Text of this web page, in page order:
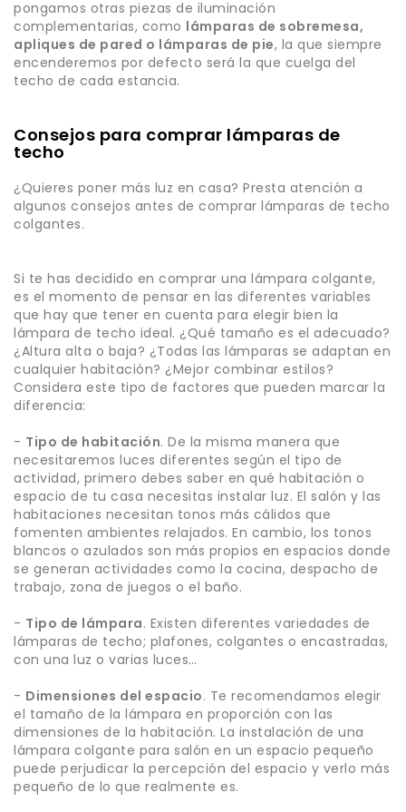
pongamos otras piezas de iluminación
complementarias, como lámparas de sobremesa,
apliques de pared o lámparas de pie, la que siempre
encenderemos por defecto será la que cuelga del
techo de cada estancia.
Consejos para comprar lámparas de
techo
¿Quieres poner más luz en casa? Presta atención a
algunos consejos antes de comprar lámparas de techo
colgantes.
Si te has decidido en comprar una lámpara colgante,
es el momento de pensar en las diferentes variables
que hay que tener en cuenta para elegir bien la
lámpara de techo ideal. ¿Qué tamaño es el adecuado?
¿Altura alta o baja? ¿Todas las lámparas se adaptan en
cualquier habitación? ¿Mejor combinar estilos?
Considera este tipo de factores que pueden marcar la
diferencia:
- Tipo de habitación. De la misma manera que
necesitaremos luces diferentes según el tipo de
actividad, primero debes saber en qué habitación o
espacio de tu casa necesitas instalar luz. El salón y las
habitaciones necesitan tonos más cálidos que
fomenten ambientes relajados. En cambio, los tonos
blancos o azulados son más propios en espacios donde
se generan actividades como la cocina, despacho de
trabajo, zona de juegos o el baño.
- Tipo de lámpara. Existen diferentes variedades de
lámparas de techo; plafones, colgantes o encastradas,
con una luz o varias luces…
- Dimensiones del espacio. Te recomendamos elegir
el tamaño de la lámpara en proporción con las
dimensiones de la habitación. La instalación de una
lámpara colgante para salón en un espacio pequeño
puede perjudicar la percepción del espacio y verlo más
pequeño de lo que realmente es.